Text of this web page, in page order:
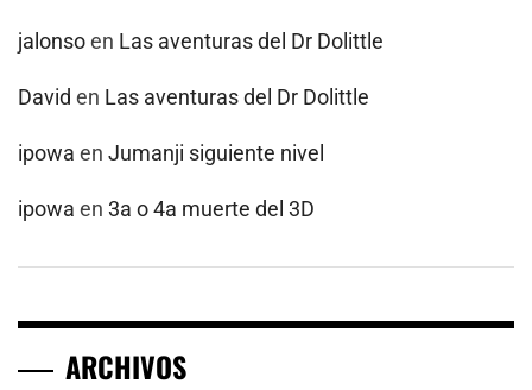
jalonsoen Las aventuras del Dr Dolittle
David en Las aventuras del Dr Dolittle
ipowa en Jumanji siguiente nivel
ipowa en 3a o 4a muerte del 3D
ARCHIVOS